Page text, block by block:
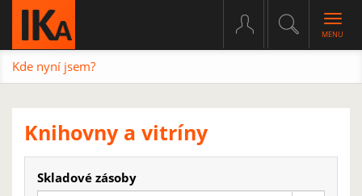
Kde nyní jsem?
Knihovny a vitríny
Skladové zásoby